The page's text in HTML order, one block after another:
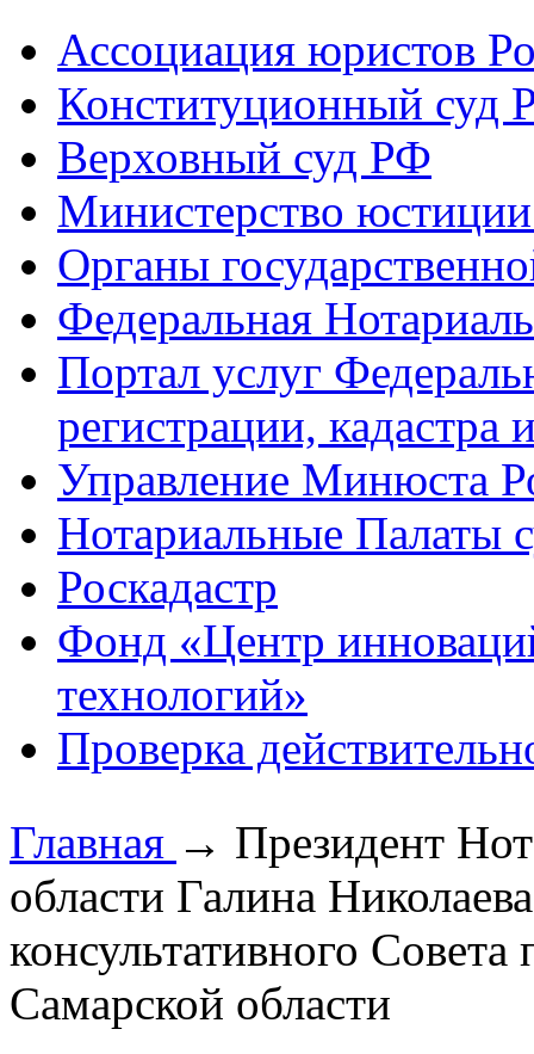
Ассоциация юристов
Конституционный суд
Верховный суд РФ
Министерство
Органы
Федеральная
Портал услуг
регистрации, кадастра
Управление Минюста
Нотариальные Палаты
Роскадастр
Фонд «Центр
технологий»
Проверка
Главная → Президент
области Галина
консультативного
Самарской области